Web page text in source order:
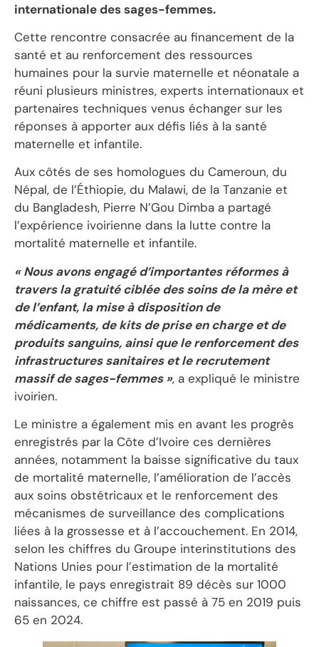
internationale des sages-femmes.
Cette rencontre consacrée au financement de la
santé et au renforcement des ressources
humaines pour la survie maternelle et néonatale a
réuni plusieurs ministres, experts internationaux et
partenaires techniques venus échanger sur les
réponses à apporter aux défis liés à la santé
maternelle et infantile.
Aux côtés de ses homologues du Cameroun, du
Népal, de l’Éthiopie, du Malawi, de la Tanzanie et
du Bangladesh, Pierre N’Gou Dimba a partagé
l’expérience ivoirienne dans la lutte contre la
mortalité maternelle et infantile.
« Nous avons engagé d’importantes réformes à
travers la gratuité ciblée des soins de la mère et
de l’enfant, la mise à disposition de
médicaments, de kits de prise en charge et de
produits sanguins, ainsi que le renforcement des
infrastructures sanitaires et le recrutement
massif de sages-femmes », a expliqué le ministre
ivoirien.
Le ministre a également mis en avant les progrès
enregistrés par la Côte d’Ivoire ces dernières
années, notamment la baisse significative du taux
de mortalité maternelle, l’amélioration de l’accès
aux soins obstétricaux et le renforcement des
mécanismes de surveillance des complications
liées à la grossesse et à l’accouchement. En 2014,
selon les chiffres du Groupe interinstitutions des
Nations Unies pour l’estimation de la mortalité
infantile, le pays enregistrait 89 décès sur 1000
naissances, ce chiffre est passé à 75 en 2019 puis
65 en 2024.